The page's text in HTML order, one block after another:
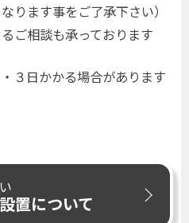
ります事をご了承下さい）
ご相談も承っております
３日かかる場合があります
置について